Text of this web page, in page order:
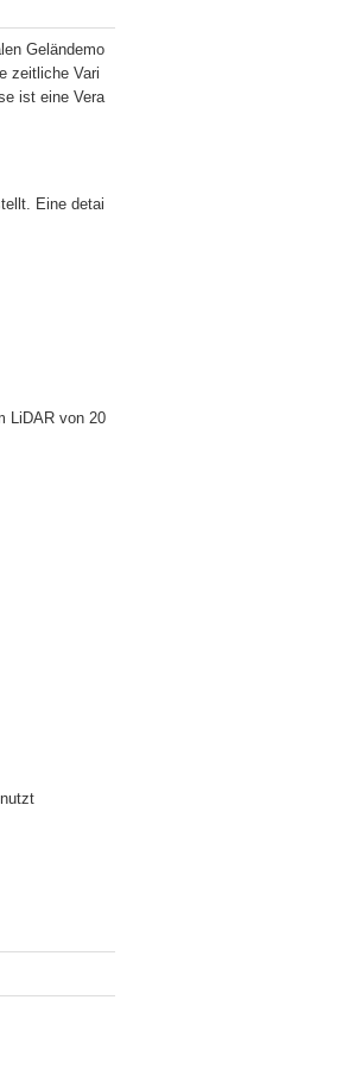
Geländemo
zeitliche Vari
ist eine Vera
Eine detai